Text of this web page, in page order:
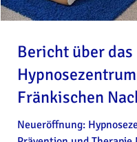
Bericht über das
Fränkischen
Neueröffnung: